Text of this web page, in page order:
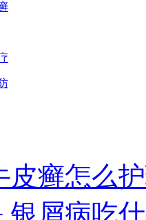
皮癣怎么
银屑病吃